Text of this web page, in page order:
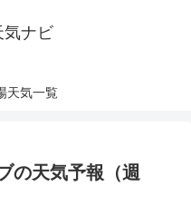
気ナビ
天気一覧
の天気予報（週